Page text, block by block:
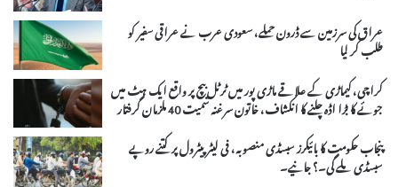
عراق کی سرزمین سے ڈرون حملے، سعودی عرب نے عراقی سفیر کو
طلب کر لیا
کراچی، کیماڑی کے علاقے ماڑی پور میں ٹرٹل بیچ پر واقع ایک ہٹ میں
جوئے کا بڑا اڈہ چلنے کا انکشاف، خاتون سرغنہ سمیت 40 ملزمان گرفتار
پنجاب حکومت کا بائیکرز سبسڈی منصوبہ، فی لیٹر پیٹرول پر کتنے روپے
سبسڈی ملے گی۔؟ جانیے۔